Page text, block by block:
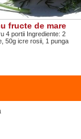
fructe de mare
4 portii Ingrediente: 2
50g icre rosii, 1 punga